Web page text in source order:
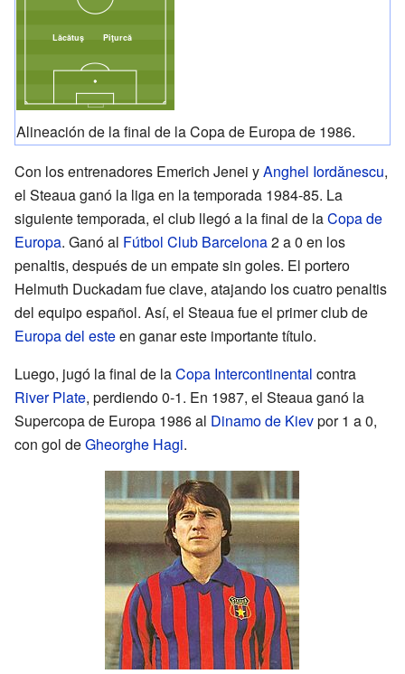
Lăcătuş Piţurcă
Alineación de la final de la Copa de Europa de 1986.
Con los entrenadores Emerich Jenei yAnghel Iordănescu,
el Steaua ganó la liga en la temporada 1984-85. La
siguiente temporada, el club llegó a la final de laCopa de
Europa. Ganó al Fútbol Club Barcelona2 a 0 en los
penaltis, después de un empate sin goles. El portero
Helmuth Duckadam fue clave, atajando los cuatro penaltis
del equipo español. Así, el Steaua fue el primer club de
Europa del esteen ganar este importante título.
Luego, jugó la final de laCopa Intercontinental contra
River Plate, perdiendo 0-1. En 1987, el Steaua ganó la
Supercopa de Europa 1986 al Dinamo de Kievpor 1 a 0,
con gol deGheorghe Hagi.